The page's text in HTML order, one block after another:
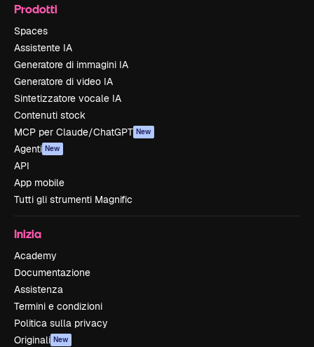
Prodotti
Spaces
Assistente IA
Generatore di immagini IA
Generatore di video IA
Sintetizzatore vocale IA
Contenuti stock
MCP per Claude/ChatGPT New
Agenti New
API
App mobile
Tutti gli strumenti Magnific
Inizia
Academy
Documentazione
Assistenza
Termini e condizioni
Politica sulla privacy
Originali New